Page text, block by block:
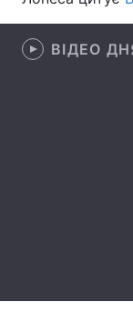
Здоров'я
ВІДЕО